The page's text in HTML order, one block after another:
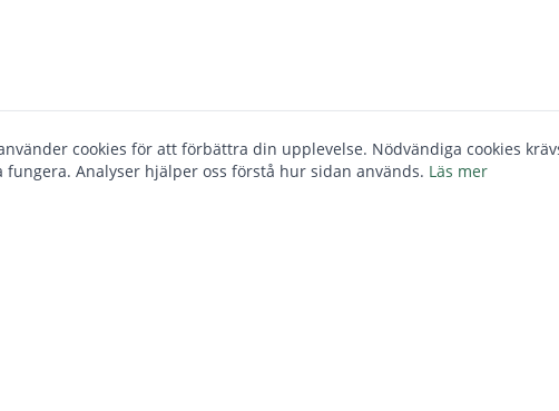
cookies för att förbättra din upplevelse. Nödvändiga cookies
fungera. Analyser hjälper oss förstå hur sidan används. Läs mer